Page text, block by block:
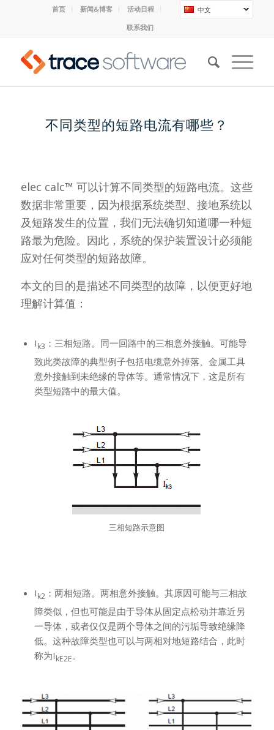
中文
首页 新闻&博客
活动日程
联系我们
不同类型的短路电流有哪些？
elec calc™ 可以计算不同类型的短路电流。这些
数据非常重要，因为根据系统类型、接地系统以
及短路发生的位置，我们无法确切知道哪一种短
路最为危险。因此，系统的保护装置设计必须能
应对任何类型的短路故障。
本文的目的是描述不同类型的故障，以便更好地
理解计算值：
Ik3 ：三相短路。同一回路中的三相意外接触。可能导
致此类故障的典型例子包括电缆意外掉落、金属工具
意外接触到未绝缘的导体等。通常情况下，这是所有
类型短路中的最大值。
三相短路示意图
Ik2 ：两相短路。两相意外接触。其原因可能与三相故
障类似，但也可能是由于导体从固定点松动并靠近另
一导体，或者仅仅是两个导体之间的污垢导致绝缘降
低。这种故障类型也可以与两相对地短路结合，此时
称为IkE2E。